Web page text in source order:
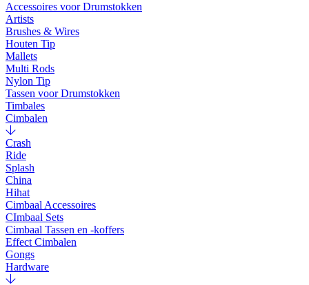
Accessoires voor Drumstokken
Artists
Brushes & Wires
Houten Tip
Mallets
Multi Rods
Nylon Tip
Tassen voor Drumstokken
Timbales
Cimbalen
Crash
Ride
Splash
China
Hihat
Cimbaal Accessoires
CImbaal Sets
Cimbaal Tassen en -koffers
Effect Cimbalen
Gongs
Hardware